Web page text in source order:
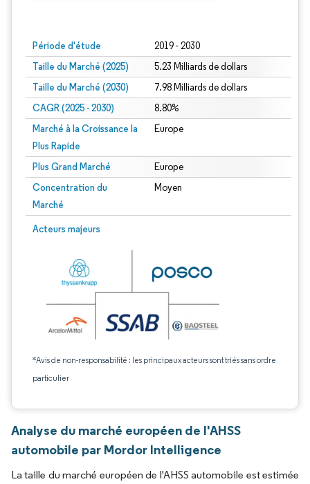
Période d'étude 2019 - 2030
Taille du Marché (2025) 5.23 Milliards de dollars
Taille du Marché (2030) 7.98 Milliards de dollars
CAGR (2025 - 2030) 8.80%
Marché à la Croissance la
Plus Rapide
Europe
Plus Grand Marché Europe
Concentration du
Marché
Moyen
Acteurs majeurs
*Avis de non-responsabilité : les principaux acteurs sont triés sans ordre
particulier
Analyse du marché européen de l'AHSS
automobile par Mordor Intelligence
La taille du marché européen de l'AHSS automobile est estimée